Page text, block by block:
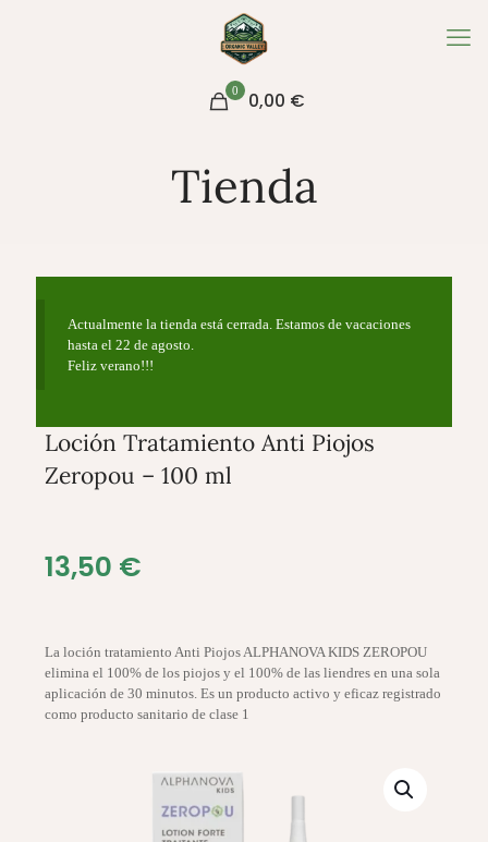
0 0,00 €
Tienda
Actualmente la tienda está cerrada. Estamos de vacaciones
hasta el 22 de agosto.
Feliz verano!!!
Loción Tratamiento Anti Piojos
Zeropou – 100 ml
13,50 €
La loción tratamiento Anti Piojos ALPHANOVA KIDS ZEROPOU
elimina el 100% de los piojos y el 100% de las liendres en una sola
aplicación de 30 minutos. Es un producto activo y eficaz registrado
como producto sanitario de clase 1